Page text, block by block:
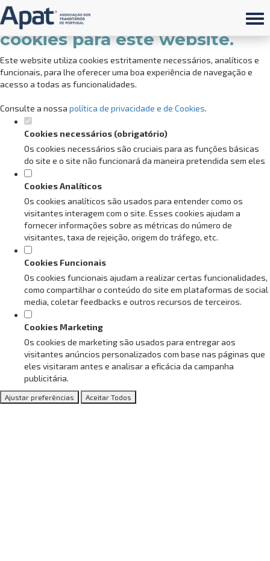
Defina as suas preferências de
cookies para este website.
Este website utiliza cookies estritamente necessários, analíticos e
funcionais, para lhe oferecer uma boa experiência de navegação e
acesso a todas as funcionalidades.
Consulte a nossa política de privacidade e de Cookies.
Cookies necessários (obrigatório)
Os cookies necessários são cruciais para as funções básicas
do site e o site não funcionará da maneira pretendida sem eles
Cookies Analíticos
Os cookies analíticos são usados para entender como os
visitantes interagem com o site. Esses cookies ajudam a
fornecer informações sobre as métricas do número de
visitantes, taxa de rejeição, origem do tráfego, etc.
Cookies Funcionais
Os cookies funcionais ajudam a realizar certas funcionalidades,
como compartilhar o conteúdo do site em plataformas de social
media, coletar feedbacks e outros recursos de terceiros.
Cookies Marketing
Os cookies de marketing são usados para entregar aos
visitantes anúncios personalizados com base nas páginas que
eles visitaram antes e analisar a eficácia da campanha
publicitária.
Ajustar preferências Aceitar Todos